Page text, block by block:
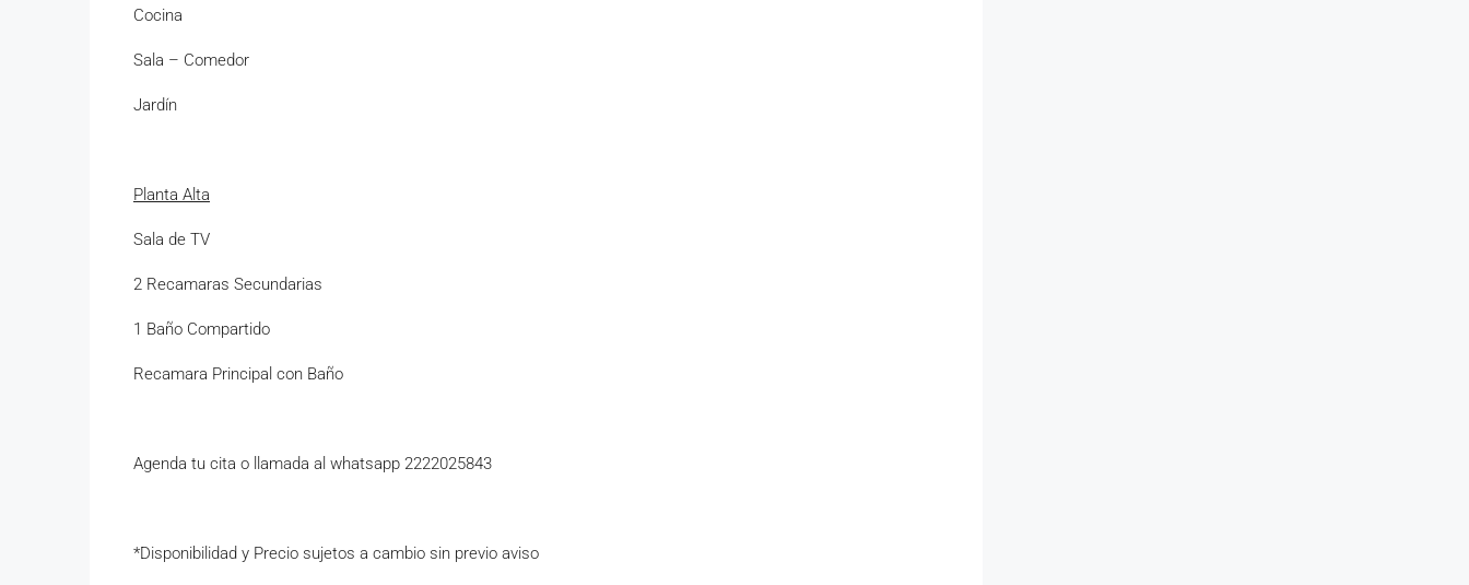
Cocina
Sala – Comedor
Jardín
Planta Alta
Sala de TV
2 Recamaras Secundarias
1 Baño Compartido
Recamara Principal con Baño
Agenda tu cita o llamada al whatsapp 2222025843
*Disponibilidad y Precio sujetos a cambio sin previo aviso